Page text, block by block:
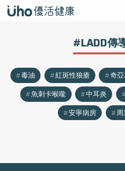
#LADD傳
毒油 紅斑性狼瘡 奇
魚刺卡喉嚨
中耳炎
安寧病房